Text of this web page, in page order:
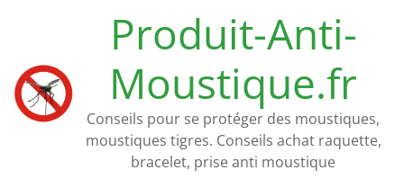
Produit-Anti-
Moustique.fr
Conseils pour se protéger des moustiques,
moustiques tigres. Conseils achat raquette,
bracelet, prise anti moustique